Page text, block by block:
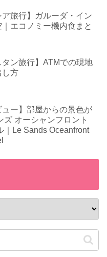
ア旅行】ガルーダ・イン
｜エコノミー機内食まと
タン旅行】ATMでの現地
し方
ュー】部屋からの景色が
ズ オーシャンフロント
｜Le Sands Oceanfront